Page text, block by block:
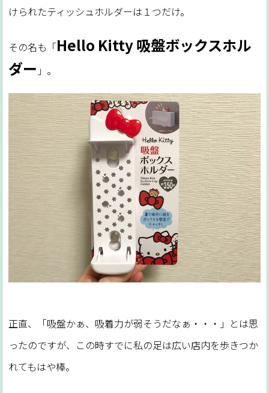
けられたティッシュホルダーは１つだけ。
その名も「Hello Kitty 吸盤ボックスホル
ダー 」。
正直、「吸盤かぁ、吸着力が弱そうだなぁ・・・」とは思
ったのですが、この時すでに私の足は広い店内を歩きつか
れてもはや棒。